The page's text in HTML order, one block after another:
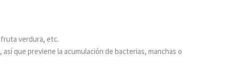
verdura, etc.
que previene la acumulación de bacterias, manchas o